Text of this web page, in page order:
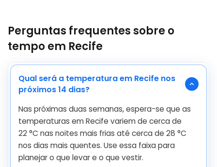
Perguntas frequentes sobre o
tempo em Recife
Qual será a temperatura em Recife nos
próximos 14 dias?
Nas próximas duas semanas, espera-se que as
temperaturas em Recife variem de cerca de
22°C nas noites mais frias até cerca de 28 °C
nos dias mais quentes. Use essa faixa para
planejar o que levar e o que vestir.